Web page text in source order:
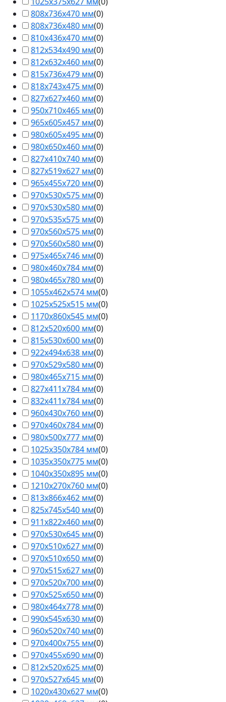
808х736х470 мм(0)
808х736х480 мм(0)
810х436х470 мм(0)
812х534х490 мм(0)
812х632х460 мм(0)
815х736х479 мм(0)
818х743х475 мм(0)
827х627х460 мм(0)
950х710х465 мм(0)
965х605х457 мм(0)
980х605х495 мм(0)
980х650х460 мм(0)
827х410х740 мм(0)
827х519х627 мм(0)
965х455х720 мм(0)
970х530х575 мм(0)
970х530х580 мм(0)
970х535х575 мм(0)
970х560х575 мм(0)
970х560х580 мм(0)
975х465х746 мм(0)
980х460х784 мм(0)
980х465х780 мм(0)
1055х462х574 мм(0)
1025х525х515 мм(0)
1170х860х545 мм(0)
812х520х600 мм(0)
815х530х600 мм(0)
922х494х638 мм(0)
970х529х580 мм(0)
980х465х715 мм(0)
827х411х784 мм(0)
832х411х784 мм(0)
960х430х760 мм(0)
970х460х784 мм(0)
980х500х777 мм(0)
1025х350х784 мм(0)
1035х350х775 мм(0)
1040х350х895 мм(0)
1210х270х760 мм(0)
813х866х462 мм(0)
825х745х540 мм(0)
911х822х460 мм(0)
970х530х645 мм(0)
970х510х627 мм(0)
970х510х650 мм(0)
970х515х627 мм(0)
970х520х700 мм(0)
970х525х650 мм(0)
980х464х778 мм(0)
990х545х630 мм(0)
960х520х740 мм(0)
970х400х755 мм(0)
970х455х690 мм(0)
812х520х625 мм(0)
970х527х645 мм(0)
1020х430х627 мм(0)